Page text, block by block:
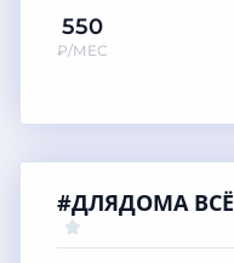
550
₽/МЕС
#ДЛЯДОМА ВСЁ